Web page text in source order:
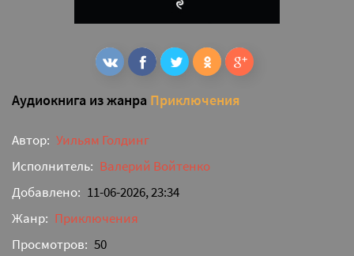
Аудиокнига из жанра Приключения
Автор: Уильям Голдинг
Исполнитель: Валерий Войтенко
Добавлено: 11-06-2026, 23:34
Жанр: Приключения
Просмотров: 50